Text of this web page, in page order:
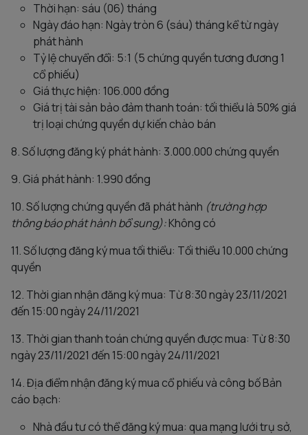
Thời hạn: sáu (06) tháng
Ngày đáo hạn: Ngày tròn 6 (sáu) tháng kể từ ngày
phát hành
Tỷ lệ chuyển đổi: 5:1 (5 chứng quyền tương đương 1
cổ phiếu)
Giá thực hiện: 106.000 đồng
Giá trị tài sản bảo đảm thanh toán: tối thiểu là 50% giá
trị loại chứng quyền dự kiến chào bán
8. Số lượng đăng ký phát hành: 3.000.000 chứng quyền
9. Giá phát hành: 1.990 đồng
10. Số lượng chứng quyền đã phát hành (trường hợp
thông báo phát hành bổ sung):Không có
11. Số lượng đăng ký mua tối thiểu: Tối thiểu 10.000 chứng
quyền
12. Thời gian nhận đăng ký mua: Từ 8:30 ngày 23/11/2021
đến 15:00 ngày 24/11/2021
13. Thời gian thanh toán chứng quyền được mua: Từ 8:30
ngày 23/11/2021 đến 15:00 ngày 24/11/2021
14. Địa điểm nhận đăng ký mua cổ phiếu và công bố Bản
cáo bạch:
Nhà đầu tư có thể đăng ký mua: qua mạng lưới trụ sở,